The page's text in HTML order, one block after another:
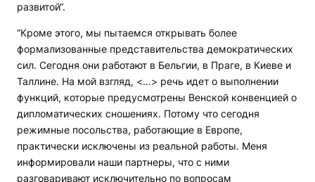
развитой“.
“Кроме этого, мы пытаемся открывать более
формализованные представительства демократических
сил. Сегодня они работают в Бельгии, в Праге, в Киеве и
Таллине. На мой взгляд, <…> речь идет о выполнении
функций, которые предусмотрены Венской конвенцией о
дипломатических сношениях. Потому что сегодня
режимные посольства, работающие в Европе,
практически исключены из реальной работы. Меня
информировали наши партнеры, что с ними
разговаривают исключительно по вопросам